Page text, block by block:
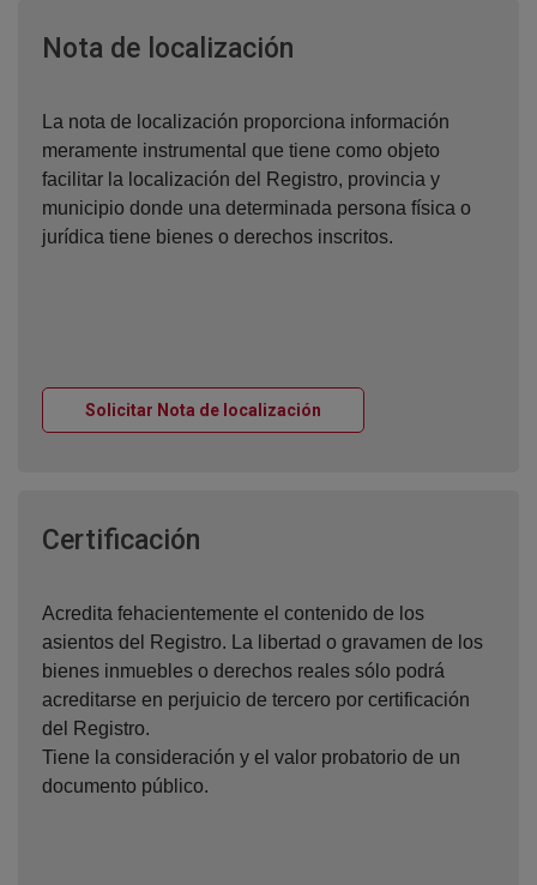
Nota de localización
La nota de localización proporciona información
meramente instrumental que tiene como objeto
facilitar la localización del Registro, provincia y
municipio donde una determinada persona física o
jurídica tiene bienes o derechos inscritos.
Solicitar Nota de localización
Certificación
Acredita fehacientemente el contenido de los
asientos del Registro. La libertad o gravamen de los
bienes inmuebles o derechos reales sólo podrá
acreditarse en perjuicio de tercero por certificación
del Registro.
Tiene la consideración y el valor probatorio de un
documento público.